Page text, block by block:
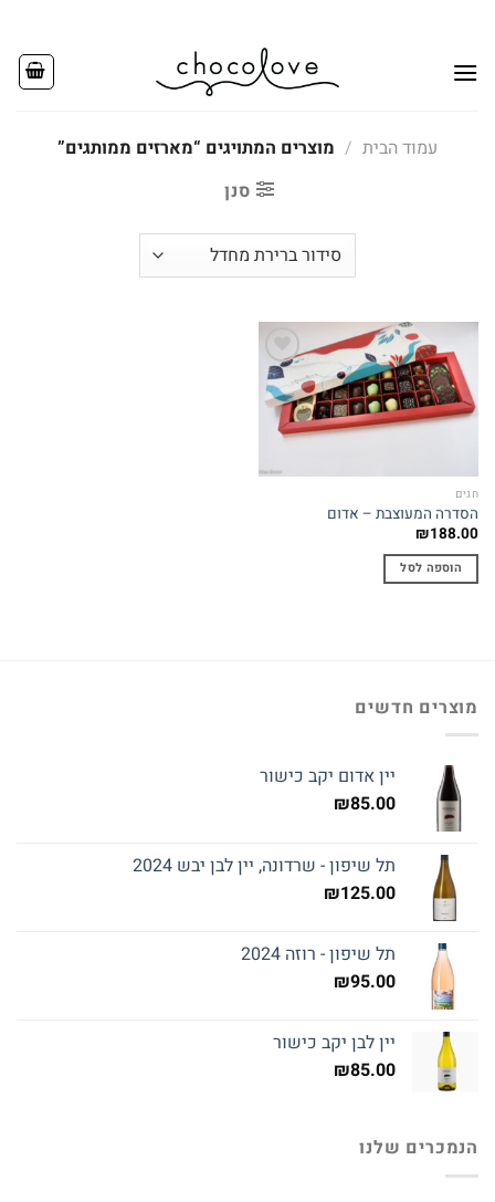
content
עמוד הבית / מוצרים המתויגים “מארזים ממותגים”
סנן
Add to
wishlist
חגים
הסדרה המעוצבת – אדום
₪188.00
הוספה לסל
מוצרים חדשים
יין אדום יקב כישור
₪85.00
תל שיפון - שרדונה, יין לבן יבש 2024
₪125.00
תל שיפון - רוזה 2024
₪95.00
יין לבן יקב כישור
₪85.00
הנמכרים שלנו